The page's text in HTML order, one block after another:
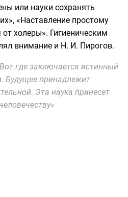
или науки сохранять
«Наставление простому
от холеры». Гигиеническим
внимание и Н. И. Пирогов.
где заключается истинный
Будущее принадлежит
Эта наука принесет